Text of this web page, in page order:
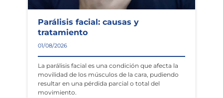
Parálisis facial: causas y
tratamiento
01/08/2026
La parálisis facial es una condición que afecta la
movilidad de los músculos de la cara, pudiendo
resultar en una pérdida parcial o total del
movimiento.